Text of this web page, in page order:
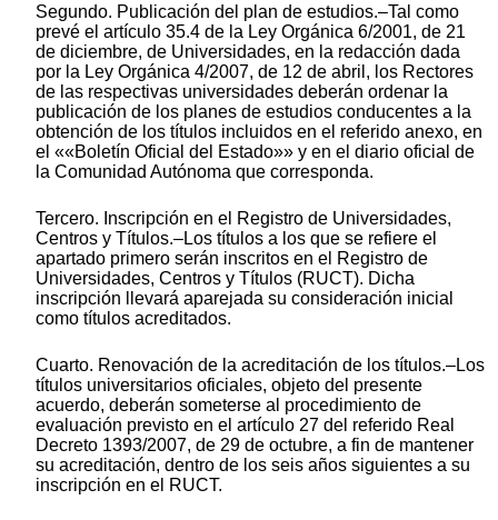
Segundo. Publicación del plan de estudios.–Tal como
prevé el artículo 35.4 de la Ley Orgánica 6/2001, de 21
de diciembre, de Universidades, en la redacción dada
por la Ley Orgánica 4/2007, de 12 de abril, los Rectores
de las respectivas universidades deberán ordenar la
publicación de los planes de estudios conducentes a la
obtención de los títulos incluidos en el referido anexo, en
el ««Boletín Oficial del Estado»» y en el diario oficial de
la Comunidad Autónoma que corresponda.
Tercero. Inscripción en el Registro de Universidades,
Centros y Títulos.–Los títulos a los que se refiere el
apartado primero serán inscritos en el Registro de
Universidades, Centros y Títulos (RUCT). Dicha
inscripción llevará aparejada su consideración inicial
como títulos acreditados.
Cuarto. Renovación de la acreditación de los títulos.–Los
títulos universitarios oficiales, objeto del presente
acuerdo, deberán someterse al procedimiento de
evaluación previsto en el artículo 27 del referido Real
Decreto 1393/2007, de 29 de octubre, a fin de mantener
su acreditación, dentro de los seis años siguientes a su
inscripción en el RUCT.